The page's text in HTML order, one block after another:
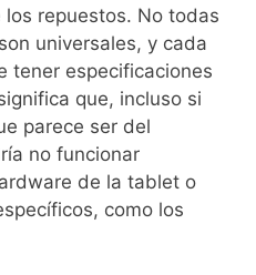
repuestos. No todas
universales, y cada
tener especificaciones
que, incluso si
parece ser del
no funcionar
de la tablet o
como los